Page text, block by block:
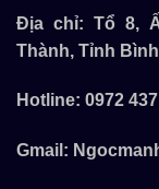
Địa chỉ: Tổ 8,
Thành, Tỉnh
Hotline: 0972
Gmail: